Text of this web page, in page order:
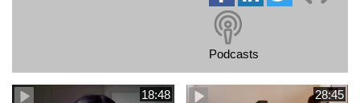
Podcasts
18:48 28:45